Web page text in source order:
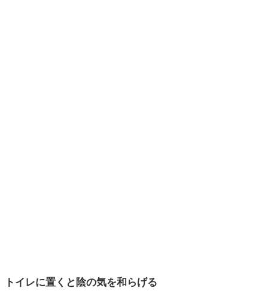
トイレに置くと陰の気を和らげる